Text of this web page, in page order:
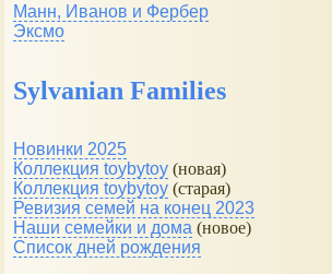
Манн, Иванов и Фербер
Эксмо
Sylvanian Families
Новинки 2025
Коллекция toybytoy (новая)
Коллекция toybytoy (старая)
Ревизия семей на конец 2023
Наши семейки и дома (новое)
Список дней рождения